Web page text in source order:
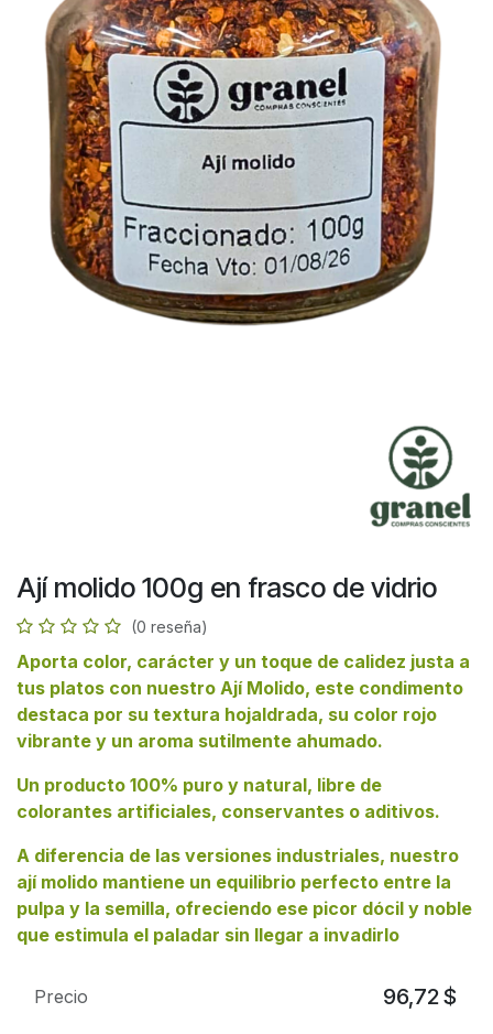
Ají molido 100g en frasco de vidrio
(0 reseña)
Aporta color, carácter y un toque de calidez justa a
tus platos con nuestro Ají Molido, este condimento
destaca por su textura hojaldrada, su color rojo
vibrante y un aroma sutilmente ahumado.
Un producto 100% puro y natural, libre de
colorantes artificiales, conservantes o aditivos.
A diferencia de las versiones industriales, nuestro
ají molido mantiene un equilibrio perfecto entre la
pulpa y la semilla, ofreciendo ese picor dócil y noble
que estimula el paladar sin llegar a invadirlo
Precio 96,72$